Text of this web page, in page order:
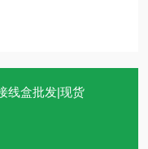
线盒批发|现货